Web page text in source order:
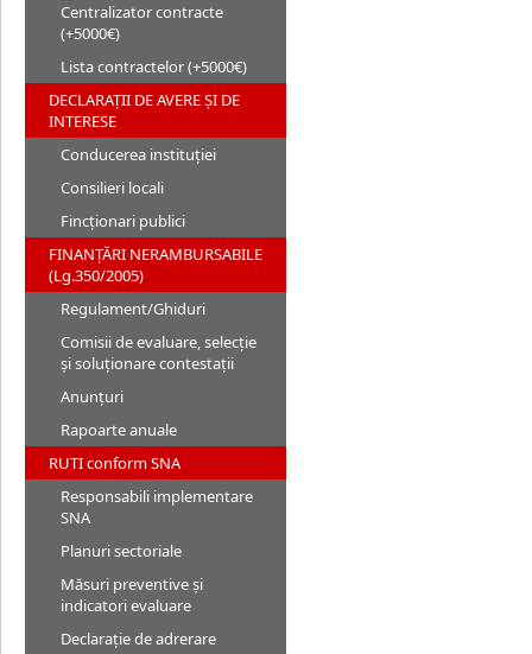
Centralizator contracte
(+5000€)
Lista contractelor (+5000€)
DECLARAȚII DE AVERE ȘI DE
INTERESE
Conducerea instituției
Consilieri locali
Fincționari publici
FINANȚĂRI NERAMBURSABILE
(Lg.350/2005)
Regulament/Ghiduri
Comisii de evaluare, selecție
și soluționare contestații
Anunțuri
Rapoarte anuale
RUTI conform SNA
Responsabili implementare
SNA
Planuri sectoriale
Măsuri preventive și
indicatori evaluare
Declarație de adrerare